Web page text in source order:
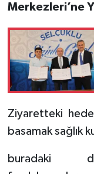
Merkezleri’ne
Ziyaretteki
basamak sağlık
buradaki